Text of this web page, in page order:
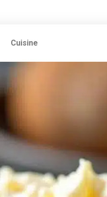
Cuisine